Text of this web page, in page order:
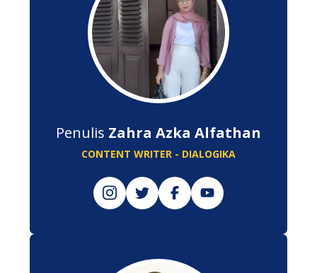
Penulis Zahra Azka Alfathan
CONTENT WRITER - DIALOGIKA